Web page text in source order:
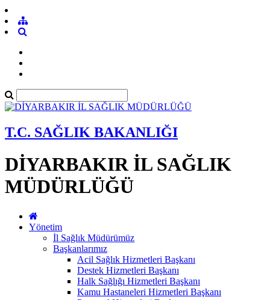
T.C. SAĞLIK BAKANLIĞI
DİYARBAKIR İL SAĞLIK
MÜDÜRLÜĞÜ
Yönetim
İl Sağlık Müdürümüz
Başkanlarımız
Acil Sağlık Hizmetleri Başkanı
Destek Hizmetleri Başkanı
Halk Sağlığı Hizmetleri Başkanı
Kamu Hastaneleri Hizmetleri Başkanı